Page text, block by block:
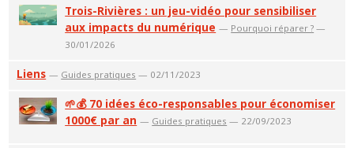
Trois-Rivières : un jeu-vidéo pour sensibiliser
aux impacts du numérique — Pourquoi réparer ? —
30/01/2026
Liens — Guides pratiques — 02/11/2023
🌱💰 70 idées éco-responsables pour économiser
1000€ par an — Guides pratiques — 22/09/2023